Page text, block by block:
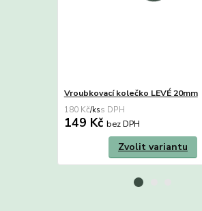
Vroubkovací kolečko LEVÉ 20mm
180 Kč/ks
149 Kč bez DPH
Zvolit variantu